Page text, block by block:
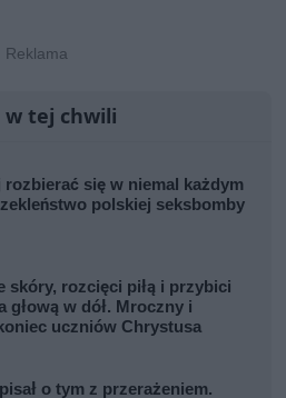
w tej chwili
rozbierać się w niemal każdym
polskiej seksbomby
skóry, rozcięci piłą i przybici
głową w dół. Mroczny i
uczniów Chrystusa
o tym z przerażeniem.